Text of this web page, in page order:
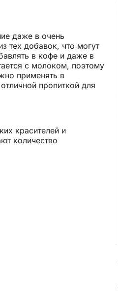
даже в очень
тех добавок, что могут
в кофе и даже в
с молоком, поэтому
применять в
пропиткой для
красителей и
количество